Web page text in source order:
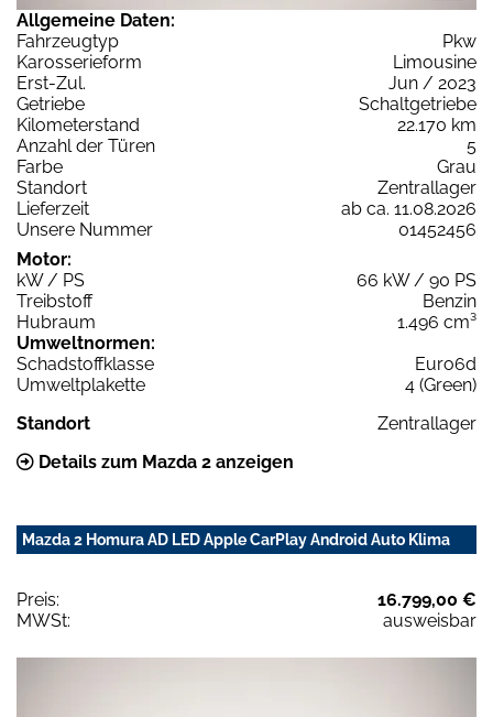
Allgemeine Daten:
Fahrzeugtyp
Pkw
Karosserieform
Limousine
Erst-Zul.
Jun / 2023
Getriebe
Schaltgetriebe
Kilometerstand
22.170 km
Anzahl der Türen
5
Farbe
Grau
Standort
Zentrallager
Lieferzeit
ab ca. 11.08.2026
Unsere Nummer
01452456
Motor:
kW / PS
66 kW / 90 PS
Treibstoff
Benzin
Hubraum
1.496 cm³
Umweltnormen:
Schadstoffklasse
Euro6d
Umweltplakette
4 (Green)
Standort
Zentrallager
Details zum Mazda 2 anzeigen
Mazda 2 Homura AD LED Apple CarPlay Android Auto Klima
Preis:
16.799,00 €
MWSt:
ausweisbar